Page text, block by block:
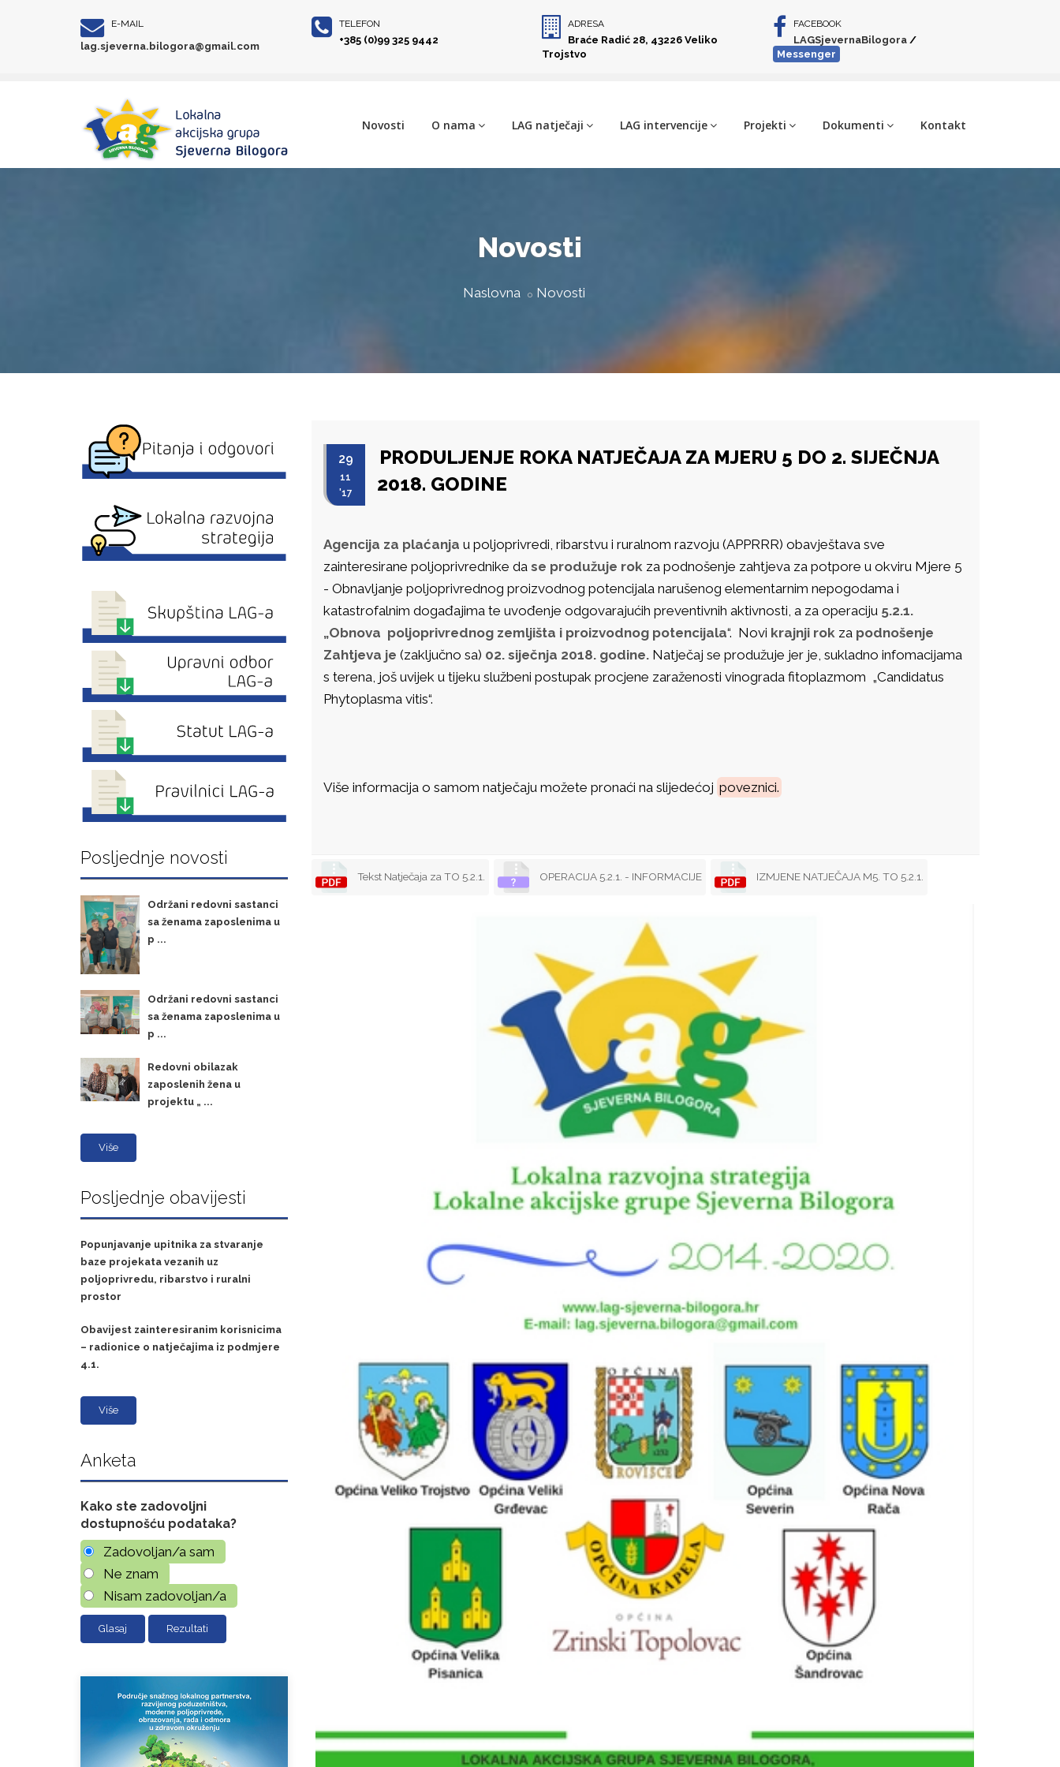
E-MAIL
lag.sjeverna.bilogora@gmail.com
TELEFON
+385 (0)99 325 9442
ADRESA
Braće Radić 28, 43226 Veliko
Trojstvo
FACEBOOK
LAGSjevernaBilogora/
Messenger
Novosti O nama LAG natječaji LAG intervencije Projekti Dokumenti Kontakt
Novosti
Naslovna Novosti
29
11
'17
PRODULJENJE ROKA NATJEČAJA ZA MJERU 5 DO 2. SIJEČNJA
2018. GODINE
Agencija za plaćanja u poljoprivredi, ribarstvu i ruralnom razvoju (APPRRR) obavještava sve
zainteresirane poljoprivrednike da se produžuje rokza podnošenje zahtjeva za potpore u okviru Mjere 5
- Obnavljanje poljoprivrednog proizvodnog potencijala narušenog elementarnim nepogodama i
katastrofalnim događajima te uvođenje odgovarajućih preventivnih aktivnosti, a za operaciju 5.2.1.
„Obnova poljoprivrednog zemljišta i proizvodnog potencijala“. Novi krajnji rokza podnošenje
Zahtjeva je (zaključno sa) 02. siječnja 2018. godine.Natječaj se produžuje jer je, sukladno infomacijama
s terena, još uvijek u tijeku službeni postupak procjene zaraženosti vinograda fitoplazmom „Candidatus
Phytoplasma vitis“.
Više informacija o samom natječaju možete pronaći na slijedećoj poveznici.
Tekst Natječaja za TO 5.2.1. OPERACIJA 5.2.1. - INFORMACIJE IZMJENE NATJEČAJA M5. TO 5.2.1.
Posljednje novosti
Održani redovni sastanci
sa ženama zaposlenima u
p ...
Održani redovni sastanci
sa ženama zaposlenima u
p ...
Redovni obilazak
zaposlenih žena u
projektu „ ...
Više
Posljednje obavijesti
Popunjavanje upitnika za stvaranje
baze projekata vezanih uz
poljoprivredu, ribarstvo i ruralni
prostor
Obavijest zainteresiranim korisnicima
– radionice o natječajima iz podmjere
4.1.
Više
Anketa
Kako ste zadovoljni
dostupnošću podataka?
Zadovoljan/a sam
Ne znam
Nisam zadovoljan/a
Rezultati